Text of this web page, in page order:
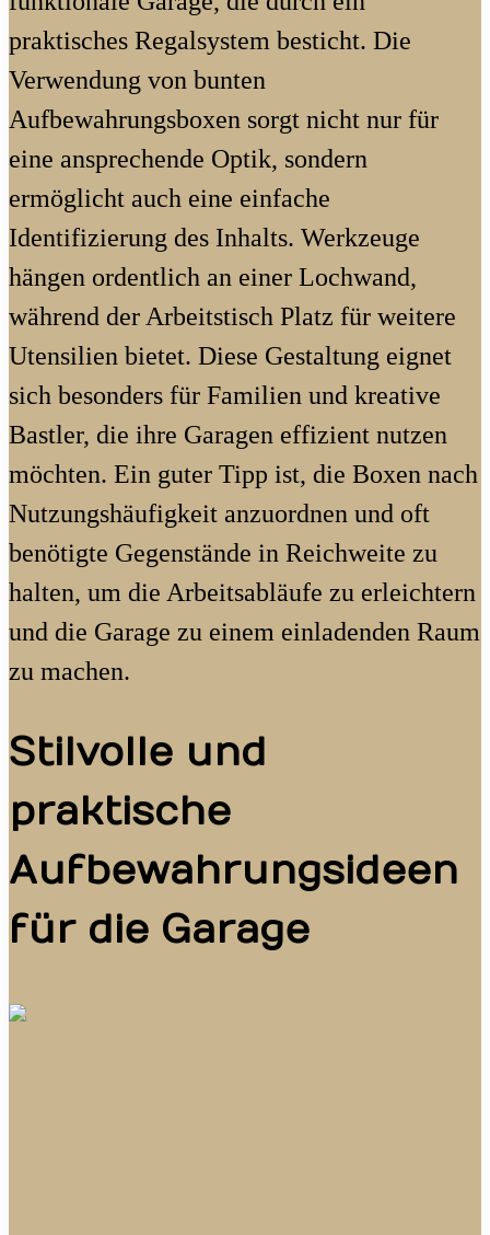
praktisches Regalsystem besticht. Die
Verwendung von bunten
Aufbewahrungsboxen sorgt nicht nur für
eine ansprechende Optik, sondern
ermöglicht auch eine einfache
Identifizierung des Inhalts. Werkzeuge
hängen ordentlich an einer Lochwand,
während der Arbeitstisch Platz für weitere
Utensilien bietet. Diese Gestaltung eignet
sich besonders für Familien und kreative
Bastler, die ihre Garagen effizient nutzen
möchten. Ein guter Tipp ist, die Boxen nach
Nutzungshäufigkeit anzuordnen und oft
benötigte Gegenstände in Reichweite zu
halten, um die Arbeitsabläufe zu erleichtern
und die Garage zu einem einladenden Raum
zu machen.
Stilvolle und
praktische
Aufbewahrungsideen
für die Garage